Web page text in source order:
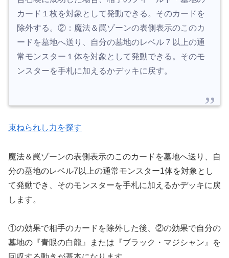
カード１枚を対象として発動できる。そのカードを
除外する。②：魔法＆罠ゾーンの表側表示のこのカ
ードを墓地へ送り、自分の墓地のレベル７以上の通
常モンスター１体を対象として発動できる。そのモ
ンスターを手札に加えるかデッキに戻す。
束ねられし力を探す
魔法＆罠ゾーンの表側表示のこのカードを墓地へ送り、自
分の墓地のレベル7以上の通常モンスター1体を対象とし
て発動でき、そのモンスターを手札に加えるかデッキに戻
します。
①の効果で相手のカードを除外した後、②の効果で自分の
墓地の『青眼の白龍』または『ブラック・マジシャン』を